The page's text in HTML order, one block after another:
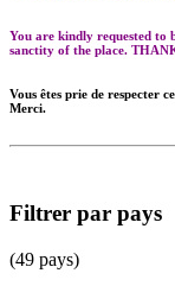
You are kindly requested to
sanctity of the place.
Vous êtes prie de respecter
Merci.
Filtrer par pays
(49 pays)